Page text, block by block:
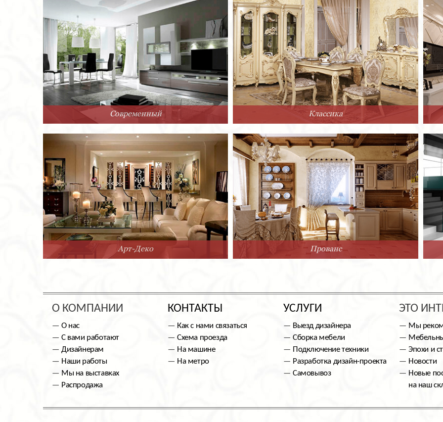
Современный Классика
Арт-Деко Прованс
О КОМПАНИИ
О нас
С вами работают
Дизайнерам
Наши работы
Мы на выставках
Распродажа
КОНТАКТЫ
Как с нами связаться
Схема проезда
На машине
На метро
УСЛУГИ
Выезд дизайнера
Сборка мебели
Подключение техники
Разработка дизайн-проекта
Самовывоз
ЭТО
Мы
Эпохи и
Новости
Новые
на наш